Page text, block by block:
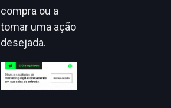
compra ou a
tomar uma ação
desejada.